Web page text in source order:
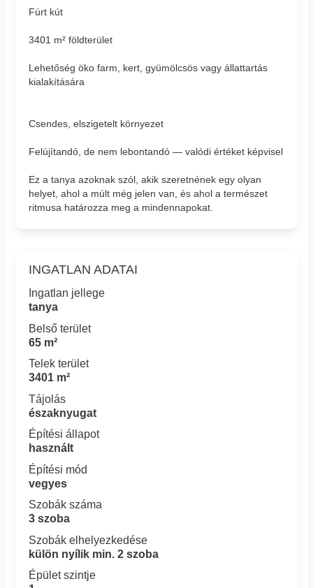
Fúrt kút
3401 m² földterület
Lehetőség öko farm, kert, gyümölcsös vagy állattartás
kialakítására
Csendes, elszigetelt környezet
Felújítandó, de nem lebontandó — valódi értéket képvisel
Ez a tanya azoknak szól, akik szeretnének egy olyan
helyet, ahol a múlt még jelen van, és ahol a természet
ritmusa határozza meg a mindennapokat.
INGATLAN ADATAI
Ingatlan jellege
tanya
Belső terület
65 m²
Telek terület
3401 m²
Tájolás
északnyugat
Építési állapot
használt
Építési mód
vegyes
Szobák száma
3 szoba
Szobák elhelyezkedése
külön nyílik min. 2 szoba
Épület szintje